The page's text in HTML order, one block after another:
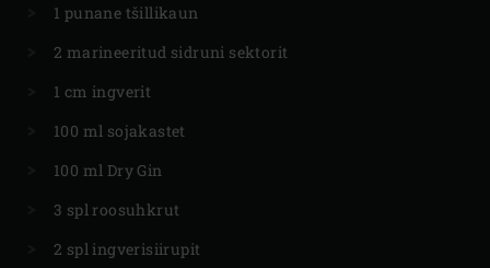
1 punane tšillikaun
2 marineeritud sidruni sektorit
1 cm ingverit
100 ml sojakastet
100 ml Dry Gin
3 spl roosuhkrut
2 spl ingverisiirupit